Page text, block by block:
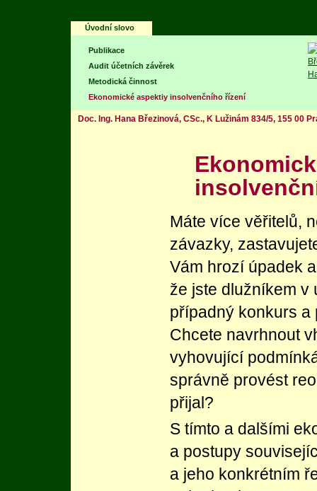
Úvodní slovo
Publikace
Audit účetních závěrek
Metodická činnost
Ekonomické aspektiy insolvenčního řízení
Doc. Ing. Hana Březinová, CSc., K Lužinám 834/5, 155 00
Máte více věřitelů,
závazky,
Vám hrozí úpadek
že jste dlužníkem v
případný konkurs a
Chcete navrhnout
vyhovující
správně provést
přijal?
S tímto a dalšími
a postupy
a jeho konkrétním